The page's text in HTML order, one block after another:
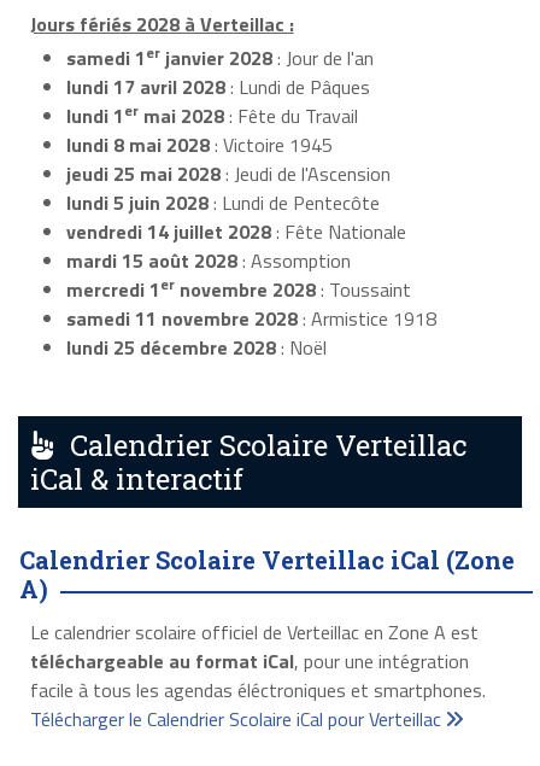
Jours fériés 2028 à Verteillac :
samedi 1er janvier 2028: Jour de l'an
lundi 17 avril 2028: Lundi de Pâques
lundi 1er mai 2028: Fête du Travail
lundi 8 mai 2028: Victoire 1945
jeudi 25 mai 2028: Jeudi de l'Ascension
lundi 5 juin 2028: Lundi de Pentecôte
vendredi 14 juillet 2028: Fête Nationale
mardi 15 août 2028: Assomption
mercredi 1er novembre 2028: Toussaint
samedi 11 novembre 2028: Armistice 1918
lundi 25 décembre 2028: Noël
Calendrier Scolaire Verteillac
iCal & interactif
Calendrier Scolaire Verteillac iCal (Zone
A)
Le calendrier scolaire officiel de Verteillac en Zone A est
téléchargeable au format iCal, pour une intégration
facile à tous les agendas éléctroniques et smartphones.
Télécharger le Calendrier Scolaire iCal pour Verteillac